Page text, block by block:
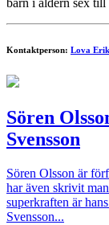
barn i åldern sex till
Kontaktperson: Lova
Sören
Svensson
Sören Olsson är
har även skrivit
superkraften är
Svensson...